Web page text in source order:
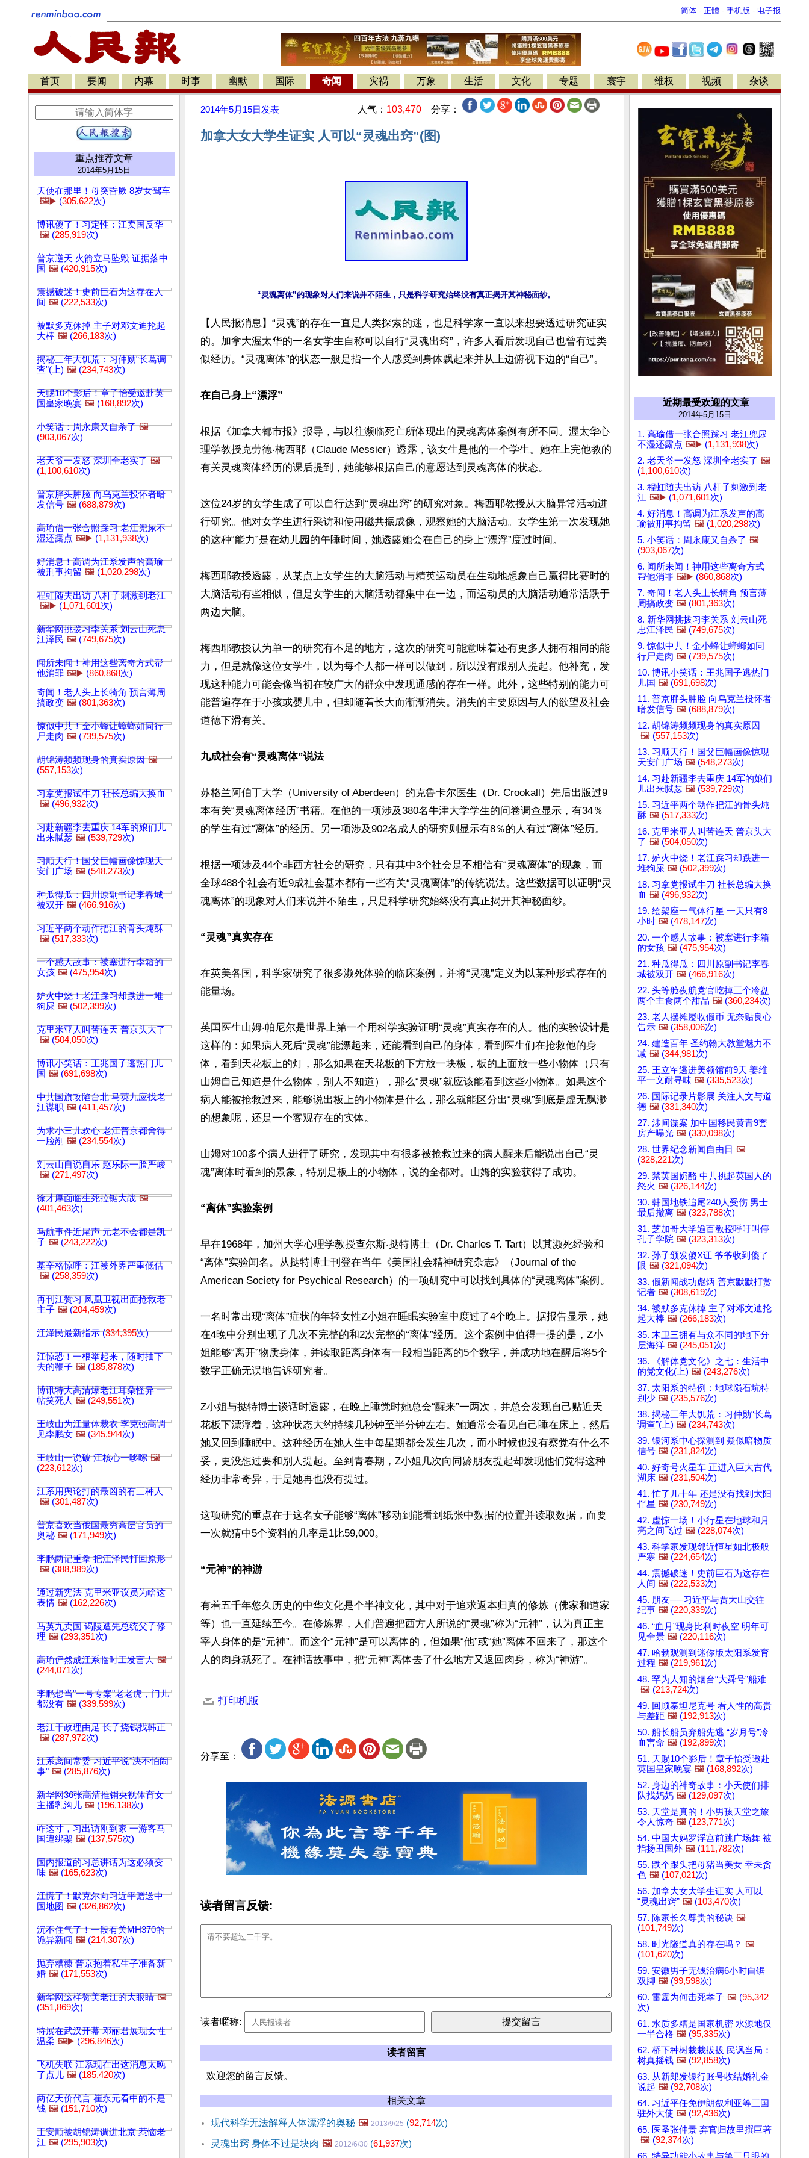
简体 - 正體 - 手机版 - 电子报
首页 要闻 内幕 时事 幽默 国际 奇闻 灾祸 万象 生活 文化 专题 寰宇 维权 视频 杂谈
重点推荐文章
2014年5月15日
天使在那里！母突昏厥 8岁女驾车
🖼️▶️ (305,622次)
博讯傻了！习定性：江卖国反华
🖼️ (285,919次)
普京逆天 火箭立马坠毁 证据落中
国 🖼️ (420,915次)
震撼破迷！史前巨石为这存在人
间 🖼️ (222,533次)
被默多克休掉 主子对邓文迪抡起
大棒 🖼️ (266,183次)
揭秘三年大饥荒：习仲勋“长葛调
查”(上) 🖼️ (234,743次)
天赐10个影后！章子怡受邀赴英
国皇家晚宴 🖼️ (168,892次)
小笑话：周永康又自杀了 🖼️
(903,067次)
老天爷一发怒 深圳全老实了 🖼️
(1,100,610次)
普京胖头肿脸 向乌克兰投怀者暗
发信号 🖼️ (688,879次)
高瑜借一张合照踩习 老江兜尿不
湿还露点 🖼️▶️ (1,131,938次)
好消息！高调为江系发声的高瑜
被刑事拘留 🖼️ (1,020,298次)
程虹随夫出访 八杆子刺激到老江
🖼️▶️ (1,071,601次)
新华网挑拨习李关系 刘云山死忠
江泽民 🖼️ (749,675次)
闻所未闻！神用这些离奇方式帮
他消罪 🖼️▶️ (860,868次)
奇闻！老人头上长犄角 预言薄周
搞政变 🖼️ (801,363次)
惊似中共！金小蜂让蟑螂如同行
尸走肉 🖼️ (739,575次)
胡锦涛频频现身的真实原因 🖼️
(557,153次)
习拿党报试牛刀 社长总编大换血
🖼️ (496,932次)
习赴新疆李去重庆 14军的娘们儿
出来脦瑟 🖼️ (539,729次)
习顺天行！国父巨幅画像惊现天
安门广场 🖼️ (548,273次)
种瓜得瓜：四川原副书记李春城
被双开 🖼️ (466,916次)
习近平两个动作把江的骨头炖酥
🖼️ (517,333次)
一个感人故事：被塞进行李箱的
女孩 🖼️ (475,954次)
妒火中烧！老江踩习却跌进一堆
狗屎 🖼️ (502,399次)
克里米亚人叫苦连天 普京头大了
🖼️ (504,050次)
博讯小笑话：王兆国子逃热门儿
国 🖼️ (691,698次)
中共国旗攻陷台北 马英九应找老
江谋职 🖼️ (411,457次)
为求小三儿欢心 老江普京都舍得
一脸剐 🖼️ (234,554次)
刘云山自说自乐 赵乐际一脸严峻
🖼️ (271,497次)
徐才厚面临生死拉锯大战 🖼️
(401,463次)
马航事件近尾声 元老不会都是凯
子 🖼️ (243,222次)
基辛格惊呼：江被外界严重低估
🖼️ (258,359次)
再刊江赞习 凤凰卫视出面抢救老
主子 🖼️ (204,459次)
江泽民最新指示 (334,395次)
江惊恐！一根举起来，随时抽下
去的鞭子 🖼️ (185,878次)
博讯特大高清爆老江耳朵怪异 一
帖笑死人 🖼️ (249,551次)
王岐山为江量体裁衣 李克强高调
见李鹏女 🖼️ (345,944次)
王岐山一说破 江核心一哆嗦 🖼️
(223,612次)
江系用舆论打的最凶的有三种人
🖼️ (301,487次)
普京喜欢当俄国最穷高层官员的
奥秘 🖼️ (171,949次)
李鹏两记重拳 把江泽民打回原形
🖼️ (388,989次)
通过新宪法 克里米亚议员为啥这
表情 🖼️ (162,226次)
马英九卖国 谒陵遭先总统父子修
理 🖼️ (293,351次)
高瑜俨然成江系临时工发言人 🖼️
(244,071次)
李鹏想当"一号专案"老老虎，门儿
都没有 🖼️ (339,599次)
老江干政理由足 长子烧钱找韩正
🖼️ (287,972次)
江系离间常委 习近平说"决不怕闹
事" 🖼️ (285,876次)
新华网36张高清推销央视体育女
主播乳沟儿 🖼️ (196,138次)
咋这寸，习出访刚到家 一游客马
国遭绑架 🖼️ (137,575次)
国内报道的习总讲话为这必须变
味 🖼️ (165,623次)
江慌了！默克尔向习近平赠送中
国地图 🖼️ (326,862次)
沉不住气了！一段有关MH370的
诡异新闻 🖼️ (214,307次)
抛弃糟糠 普京抱着私生子准备新
婚 🖼️ (171,553次)
新华网这样赞美老江的大眼睛 🖼️
(351,869次)
特展在武汉开幕 邓丽君展现女性
温柔 🖼️▶️ (296,846次)
飞机失联 江系现在出这消息太晚
了点儿 🖼️ (185,420次)
两亿天价代言 崔永元看中的不是
钱 🖼️ (151,710次)
王安顺被胡锦涛调进北京 惹恼老
江 🖼️ (295,903次)
2014年5月15日 发表 人气： 103,470 分享：
加拿大女大学生证实 人可以“灵魂出窍”(图)
【人民报消息】“灵魂”的存在一直是人类探索的迷，也是科学家一直以来想要透过研究证实
的。加拿大渥太华的一名女学生自称可以自行“灵魂出窍”，许多人看后发现自己也曾有过类
似经历。“灵魂离体”的状态一般是指一个人感受到身体飘起来并从上边俯视下边的“自己”。
在自己身上“漂浮”
根据《加拿大都市报》报导，与以往濒临死亡所体现出的灵魂离体案例有所不同。渥太华心
理学教授克劳德‧梅西耶（Claude Messier）透露，该女生是他的一个学生。她在上完他教的
有关灵魂离体经历的课后提到，她能够根据自己的意愿达到灵魂离体的状态。
这位24岁的女学生成了可以自行达到“灵魂出窍”的研究对象。梅西耶教授从大脑异常活动进
行研究。他对女学生进行采访和使用磁共振成像，观察她的大脑活动。女学生第一次发现她
的这种“能力”是在幼儿园的午睡时间，她透露她会在自己的身上“漂浮”度过时间。
梅西耶教授透露，从某点上女学生的大脑活动与精英运动员在生动地想象自己赢得比赛时的
大脑活动有些相似，但是女学生的大脑活动都集中在一边，而运动员的大脑活动通常活跃于
两边大脑。
梅西耶教授认为单一的研究有不足的地方，这次的研究可能意味着还有更多人拥有相同的能
力，但是就像这位女学生，以为每个人都一样可以做到，所以没有跟别人提起。他补充，发
现这种能力可能会像当初在较广大的群众中发现通感的存在一样。此外，这些特别的能力可
能普遍存在于小孩或婴儿中，但却随着长大而渐渐消失。消失的主要原因与人的欲望及社会
道德下滑有关。
九成社会有“灵魂离体”说法
苏格兰阿伯丁大学（University of Aberdeen）的克鲁卡尔医生（Dr. Crookall）先后出版过9
本有关“灵魂离体经历”书籍。在他的一项涉及380名牛津大学学生的问卷调查显示，有34％
的学生有过“离体”的经历。另一项涉及902名成人的研究则显示有8％的人有过“离体”经历。
根据一项涉及44个非西方社会的研究，只有其中3个社会是不相信有“灵魂离体”的现象，而
全球488个社会有近9成社会基本都有一些有关“灵魂离体”的传统说法。这些数据可以证明“灵
魂离体”的现象对人们来说并不陌生，只是科学研究始终没有真正揭开其神秘面纱。
“灵魂”真实存在
在英美各国，科学家研究了很多濒死体验的临床案例，并将“灵魂”定义为以某种形式存在的
能量场。
英国医生山姆‧帕尼尔是世界上第一个用科学实验证明“灵魂”真实存在的人。他的实验设计是
这样的：如果病人死后“灵魂”能漂起来，还能看到自己的身体，看到医生们在抢救他的身
体，看到天花板上的灯，那么如果在天花板的下方放一块板，板的上面放一些小物体（只有
山姆自己知道是什么物体，别人不知道），那么“灵魂”就应该能看到这些小物体。如果这个
病人能被抢救过来，能够说出板上的小物体是什么，那么就能区分出“灵魂”到底是虚无飘渺
的想象呢，还是一个客观存在的实体。
山姆对100多个病人进行了研究，发现其中有很多被抢救过来的病人醒来后能说出自己“灵
魂”离体时看到的景象，特别是板上的小物体，说的全都对。山姆的实验获得了成功。
“离体”实验案例
早在1968年，加州大学心理学教授查尔斯‧挞特博士（Dr. Charles T. Tart）以其濒死经验和
“离体”实验闻名。从挞特博士刊登在当年《美国社会精神研究杂志》（Journal of the
American Society for Psychical Research）的一项研究中可以找到具体的“灵魂离体”案例。
一名时常出现“离体”症状的年轻女性Z小姐在睡眠实验室中度过了4个晚上。据报告显示，她
在4晚中分别出现了几次不完整的和2次完整的“离体”经历。这个案例中值得一提的是，Z小
姐能够“离开”物质身体，并读取距离身体有一段相当距离的5个数字，并成功地在醒后将5个
数字正确无误地告诉研究者。
Z小姐与挞特博士谈话时透露，在晚上睡觉时她总会“醒来”一两次，并总会发现自己贴近天
花板下漂浮着，这种状态大约持续几秒钟至半分钟左右。她通常会看见自己睡在床上，然后
她又回到睡眠中。这种经历在她人生中每星期都会发生几次，而小时候也没有察觉有什么不
妥，更没想过要和别人提起。至到青春期，Z小姐几次向同龄朋友提起却发现他们觉得这种
经历非常奇异，于是她再也没有提过。
这项研究的重点在于这名女子能够“离体”移动到能看到纸张中数据的位置并读取数据，而要
一次就猜中5个资料的几率是1比59,000。
“元神”的神游
有着五千年悠久历史的中华文化是个半神文化，其中对于追求返本归真的修炼（佛家和道家
等）也一直延续至今。在修炼界，人们普遍把西方人所说的“灵魂”称为“元神”，认为真正主
宰人身体的是“元神”。而这个“元神”是可以离体的，但如果“他”或“她”离体不回来了，那这个
人的肉身就死了。在神话故事中，把“元神”离体去了什么地方又返回肉身，称为“神游”。
打印机版
分享至：
读者留言反馈:
读者暱称:
读者留言
欢迎您的留言反馈。
相关文章
现代科学无法解释人体漂浮的奥秘 🖼️ 2013/9/25 (92,714次)
灵魂出窍 身体不过是块肉 🖼️ 2012/6/30 (61,937次)
近期最受欢迎的文章
2014年5月15日
1. 高瑜借一张合照踩习 老江兜尿
不湿还露点 🖼️▶️ (1,131,938次)
2. 老天爷一发怒 深圳全老实了 🖼️
(1,100,610次)
3. 程虹随夫出访 八杆子刺激到老
江 🖼️▶️ (1,071,601次)
4. 好消息！高调为江系发声的高
瑜被刑事拘留 🖼️ (1,020,298次)
5. 小笑话：周永康又自杀了 🖼️
(903,067次)
6. 闻所未闻！神用这些离奇方式
帮他消罪 🖼️▶️ (860,868次)
7. 奇闻！老人头上长犄角 预言薄
周搞政变 🖼️ (801,363次)
8. 新华网挑拨习李关系 刘云山死
忠江泽民 🖼️ (749,675次)
9. 惊似中共！金小蜂让蟑螂如同
行尸走肉 🖼️ (739,575次)
10. 博讯小笑话：王兆国子逃热门
儿国 🖼️ (691,698次)
11. 普京胖头肿脸 向乌克兰投怀者
暗发信号 🖼️ (688,879次)
12. 胡锦涛频频现身的真实原因
🖼️ (557,153次)
13. 习顺天行！国父巨幅画像惊现
天安门广场 🖼️ (548,273次)
14. 习赴新疆李去重庆 14军的娘们
儿出来脦瑟 🖼️ (539,729次)
15. 习近平两个动作把江的骨头炖
酥 🖼️ (517,333次)
16. 克里米亚人叫苦连天 普京头大
了 🖼️ (504,050次)
17. 妒火中烧！老江踩习却跌进一
堆狗屎 🖼️ (502,399次)
18. 习拿党报试牛刀 社长总编大换
血 🖼️ (496,932次)
19. 绘架座一气体行星 一天只有8
小时 🖼️ (478,147次)
20. 一个感人故事：被塞进行李箱
的女孩 🖼️ (475,954次)
21. 种瓜得瓜：四川原副书记李春
城被双开 🖼️ (466,916次)
22. 头等舱夜航党官吃掉三个冷盘
两个主食两个甜品 🖼️ (360,234次)
23. 老人摆摊屡收假币 无奈贴良心
告示 🖼️ (358,006次)
24. 建造百年 圣约翰大教堂魅力不
减 🖼️ (344,981次)
25. 王立军逃进美领馆前9天 姜维
平一文耐寻味 🖼️ (335,523次)
26. 国际记录片影展 关注人文与道
德 🖼️ (331,340次)
27. 涉间谍案 加中国移民黄青9套
房产曝光 🖼️ (330,098次)
28. 世界纪念新闻自由日 🖼️
(328,221次)
29. 禁英国奶酪 中共挑起英国人的
怒火 🖼️ (326,144次)
30. 韩国地铁追尾240人受伤 男士
最后撤离 🖼️ (323,788次)
31. 芝加哥大学逾百教授呼吁叫停
孔子学院 🖼️ (323,313次)
32. 孙子颁发傻X证 爷爷收到傻了
眼 🖼️ (321,094次)
33. 假新闻战功彪炳 普京默默打赏
记者 🖼️ (308,619次)
34. 被默多克休掉 主子对邓文迪抡
起大棒 🖼️ (266,183次)
35. 木卫三拥有与众不同的地下分
层海洋 🖼️ (245,051次)
36. 《解体党文化》之七：生活中
的党文化(上) 🖼️ (243,276次)
37. 太阳系的特例：地球陨石坑特
别少 🖼️ (235,576次)
38. 揭秘三年大饥荒：习仲勋“长葛
调查”(上) 🖼️ (234,743次)
39. 银河系中心探测到 疑似暗物质
信号 🖼️ (231,824次)
40. 好奇号火星车 正进入巨大古代
湖床 🖼️ (231,504次)
41. 忙了几十年 还是没有找到太阳
伴星 🖼️ (230,749次)
42. 虚惊一场！小行星在地球和月
亮之间飞过 🖼️ (228,074次)
43. 科学家发现邻近恒星如北极般
严寒 🖼️ (224,654次)
44. 震撼破迷！史前巨石为这存在
人间 🖼️ (222,533次)
45. 朋友──习近平与贾大山交往
纪事 🖼️ (220,339次)
46. “血月”现身比利时夜空 明年可
见全景 🖼️ (220,116次)
47. 哈勃观测到迷你版太阳系发育
过程 🖼️ (219,961次)
48. 罕为人知的烟台“大舜号”船难
🖼️ (213,724次)
49. 回顾泰坦尼克号 看人性的高贵
与差距 🖼️ (192,913次)
50. 船长船员弃船先逃 “岁月号”冷
血害命 🖼️ (192,899次)
51. 天赐10个影后！章子怡受邀赴
英国皇家晚宴 🖼️ (168,892次)
52. 身边的神奇故事：小天使们排
队找妈妈 🖼️ (129,097次)
53. 天堂是真的！小男孩天堂之旅
令人惊奇 🖼️ (123,771次)
54. 中国大妈罗浮宫前跳广场舞 被
指扬丑国外 🖼️ (111,782次)
55. 跌个跟头把母猪当美女 幸未贪
色 🖼️ (107,021次)
56. 加拿大女大学生证实 人可以
“灵魂出窍” 🖼️ (103,470次)
57. 陈家长久尊贵的秘诀 🖼️
(101,749次)
58. 时光隧道真的存在吗？ 🖼️
(101,620次)
59. 安徽男子无钱治病6小时自锯
双脚 🖼️ (99,598次)
60. 雷霆为何击死孝子 🖼️ (95,342
次)
61. 水质多糟是国家机密 水源地仅
一半合格 🖼️ (95,335次)
62. 桥下种树栽栽拔拔 民讽当局：
树真摇钱 🖼️ (92,858次)
63. 从新郎发银行账号收结婚礼金
说起 🖼️ (92,708次)
64. 习近平任免伊朗叙利亚等三国
驻外大使 🖼️ (92,436次)
65. 医圣张仲景 弃官归故里撰巨著
🖼️ (92,374次)
66. 特异功能小故事与第三只眼的